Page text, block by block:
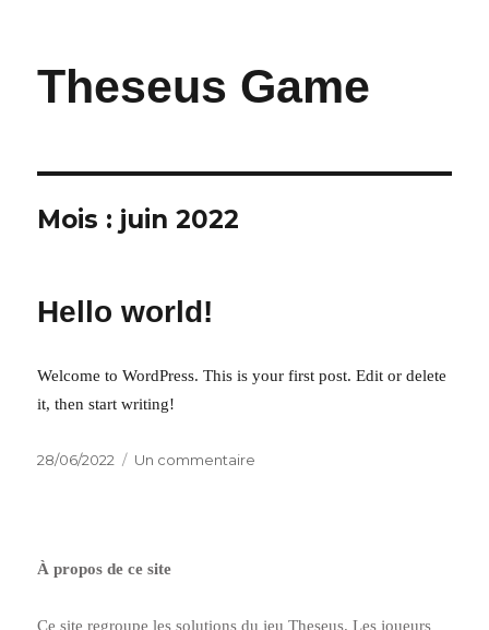
Theseus Game
Mois : juin 2022
Hello world!
Welcome to WordPress. This is your first post. Edit or delete
it, then start writing!
Publié
28/06/2022 Un commentaire
À propos de ce site
Ce site regroupe les solutions du jeu Theseus. Les joueurs